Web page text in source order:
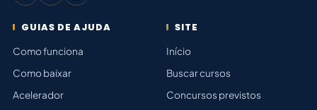
GUIAS DE AJUDA
Como funciona
Como baixar
Acelerador
SITE
Início
Buscar cursos
Concursos previstos